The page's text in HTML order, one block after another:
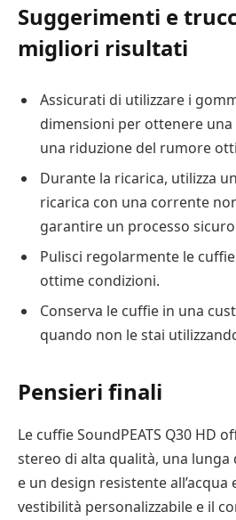
Suggerimenti e
migliori risultati
Assicurati di utilizzare i
dimensioni per ottenere
una riduzione del rumore
Durante la ricarica, utilizza
ricarica con una corrente
garantire un processo
Pulisci regolarmente le
ottime condizioni.
Conserva le cuffie in una
quando non le stai
Pensieri finali
Le cuffie SoundPEATS Q30 HD
stereo di alta qualità, una
e un design resistente all’acqua
vestibilità personalizzabile e il